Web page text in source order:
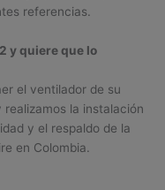
referencias.
y quiere que lo
el ventilador de su
la instalación
y el respaldo de la
en Colombia.